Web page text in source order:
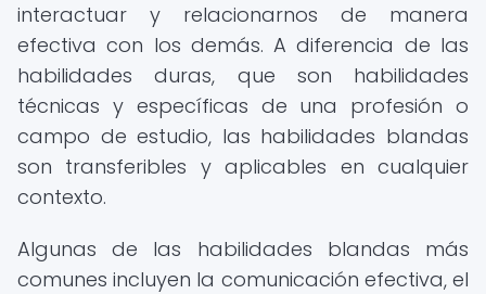
interactuar y relacionarnos de manera
efectiva con los demás. A diferencia de las
habilidades duras, que son habilidades
técnicas y específicas de una profesión o
campo de estudio, las habilidades blandas
son transferibles y aplicables en cualquier
contexto.
Algunas de las habilidades blandas más
comunes incluyen la comunicación efectiva, el